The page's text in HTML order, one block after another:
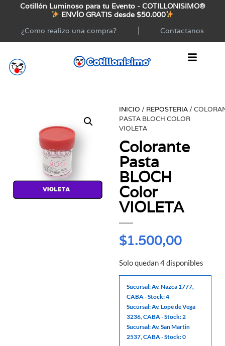
Cotillón Luminoso para tu Evento - COTILLONISIMO®
ENVÍO GRATIS desde $50.000
¿Como realizo una compra?
Contactanos
INICIO / REPOSTERIA /
PASTA BLOCH COLOR
VIOLETA
Colorante
Pasta
BLOCH
Color
VIOLETA
$1.500,00
Solo quedan 4 disponibles
Sucursal: Av. Nazca 1777,
CABA - Stock: 4
Sucursal: Av. Lope de Vega
3236, CABA - Stock: 2
Sucursal: Av. San Martin
2537, CABA - Stock: 0